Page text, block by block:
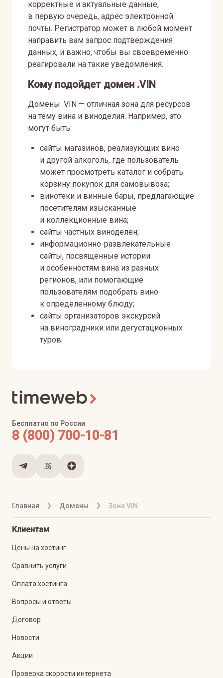
корректные и актуальные данные,
в первую очередь, адрес электронной
почты. Регистратор может в любой момент
направить вам запрос подтверждения
данных, и важно, чтобы вы своевременно
реагировали на такие уведомления.
Кому подойдет домен .VIN
Домены .VIN — отличная зона для ресурсов
на тему вина и виноделия. Например, это
могут быть:
сайты магазинов, реализующих вино
и другой алкоголь, где пользователь
может просмотреть каталог и собрать
корзину покупок для самовывоза;
винотеки и винные бары, предлагающие
посетителям изысканные
и коллекционные вина;
сайты частных виноделен;
информационно-развлекательные
сайты, посвященные истории
и особенностям вина из разных
регионов, или помогающие
пользователям подобрать вино
к определенному блюду;
сайты организаторов экскурсий
на виноградники или дегустационных
туров.
Главная Домены Зона VIN
Бесплатно по России
8 (800) 700-10-81
Клиентам
Цены на хостинг
Сравнить услуги
Оплата хостинга
Вопросы и ответы
Договор
Новости
Акции
Проверка скорости интернета